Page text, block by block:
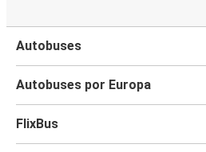
Autobuses
Autobuses por Europa
FlixBus